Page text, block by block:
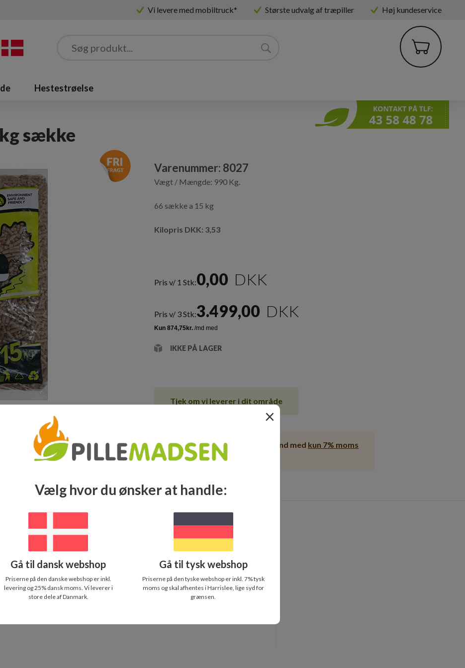
Vi levere med mobiltruck* Største udvalg af træpiller Høj kundeservice
Hestestrøelse
sække
Varenummer: 8027
Vægt / Mængde: 990 Kg.
66 sække a 15 kg
Kilopris DKK: 3,53
Pris v/ 1 Stk:0,00 DKK
Pris v/ 3 Stk:3.499,00 DKK
IKKE PÅ LAGER
Tjek om vi leverer i dit område
Klik her for at bestille i Tyskland med kun 7% moms
(du står selv for fragten)
×
Vælg hvor du ønsker at handle:
Gå til dansk webshop
Priserne på den danske webshop er inkl.
levering og 25% dansk moms. Vi leverer i
store dele af Danmark.
Gå til tysk webshop
Priserne på den tyske webshop er inkl. 7% tysk
moms og skal afhentes i Harrislee, lige syd for
grænsen.